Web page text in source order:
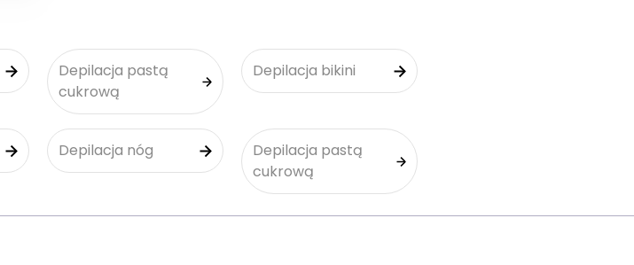
Depilacja pastą
cukrową
Depilacja bikini
Depilacja nóg
Depilacja pastą
cukrową